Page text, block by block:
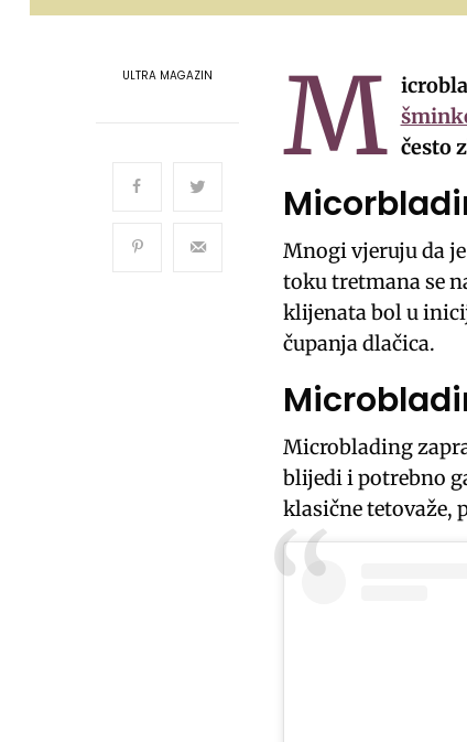
ULTRA MAGAZIN M često
Mnogi vjeruju da
toku tretmana se
klijenata bol u
čupanja dlačica.
Microblading
blijedi i potrebno
klasične tetovaže,